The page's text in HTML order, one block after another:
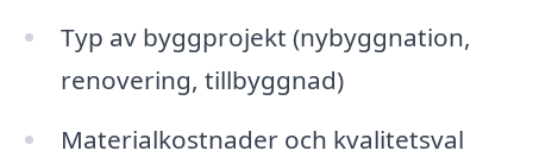
Typ av byggprojekt (nybyggnation,
renovering, tillbyggnad)
Materialkostnader och kvalitetsval